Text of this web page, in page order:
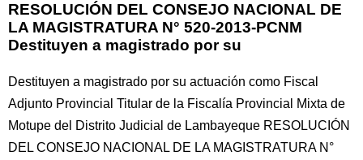
RESOLUCIÓN DEL CONSEJO NACIONAL DE
LA MAGISTRATURA N° 520-2013-PCNM
Destituyen a magistrado por su
Destituyen a magistrado por su actuación como Fiscal
Adjunto Provincial Titular de la Fiscalía Provincial Mixta de
Motupe del Distrito Judicial de Lambayeque RESOLUCIÓN
DEL CONSEJO NACIONAL DE LA MAGISTRATURA N°